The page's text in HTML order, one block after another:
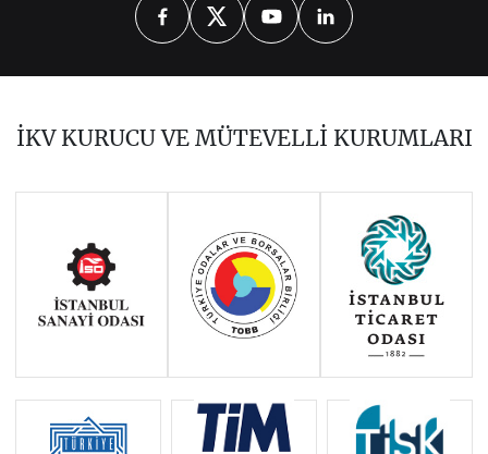
ADALET VE İÇİŞLERİ POLİTİKASI
ARAŞTIRMA VE İNOVASYON
ÇEVRE POLİTİKASI
DIŞ VE GÜVENLİK POLİTİKASI
EĞİTİM VE GENÇLİK POLİTİKASI
EKONOMİK VE PARASAL BİRLİK
KOMŞULUK POLİTİKASI VE
GENİŞLEME MÜZAKERELERİ
İKV KURUCU VE MÜTEVELLİ KURUMLARI